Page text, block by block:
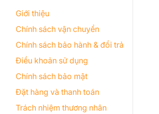
Giới thiệu
Chính sách vận chuyển
Chính sách bảo hành & đổi trả
Điều khoản sử dụng
Chính sách bảo mật
Đặt hàng và thanh toán
Trách nhiệm thương nhân